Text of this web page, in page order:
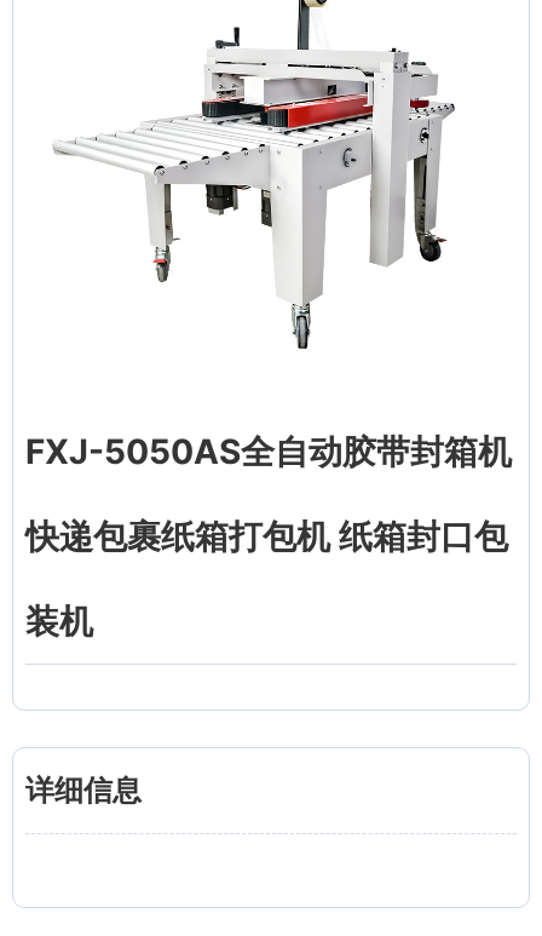
FXJ-5050AS全自动胶带封箱机
快递包裹纸箱打包机 纸箱封口包
装机
详细信息